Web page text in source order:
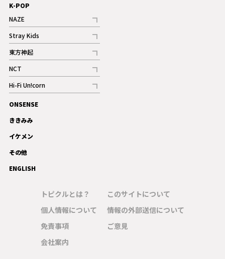
K-POP
NAZE
記事
Stray Kids
記事
東方神起
記事
NCT
記事
Hi-Fi Un!corn
記事
ギャラリー
ONSENSE
ききみみ
イケメン
その他
ENGLISH
トピクルとは？
個人情報について
免責事項
会社案内
このサイトについて
情報の外部送信について
ご意見